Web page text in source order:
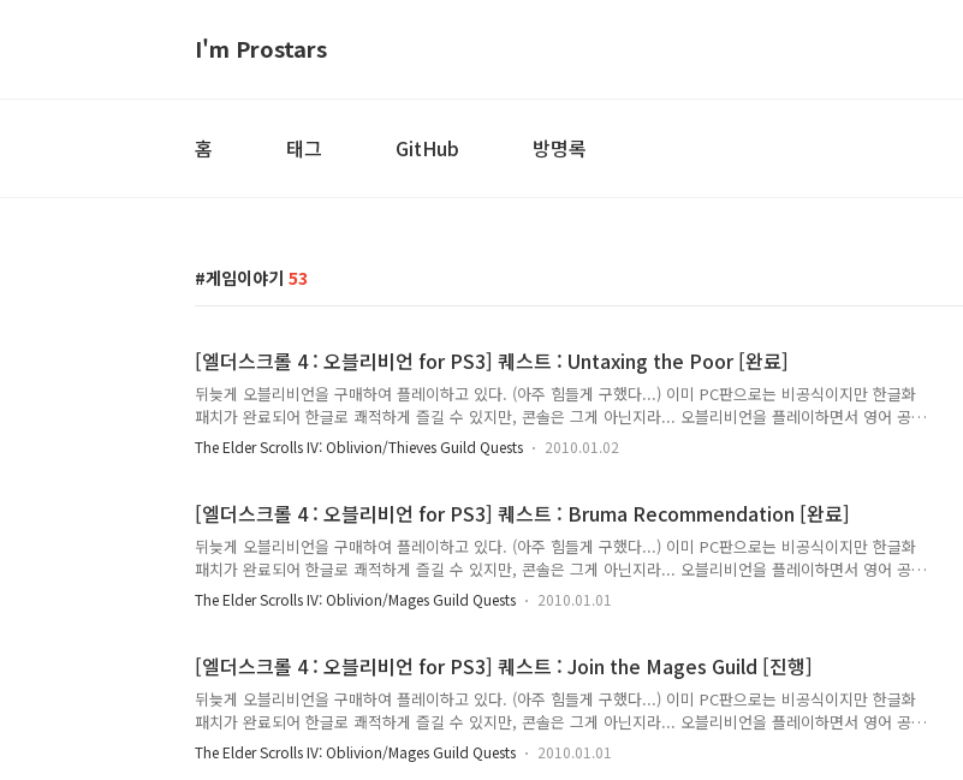
I'm Prostars
홈 태그 GitHub 방명록
게임이야기 53
[엘더스크롤 4 : 오블리비언 for PS3] 퀘스트 : Untaxing the Poor [완료]
뒤늦게 오블리비언을 구매하여 플레이하고 있다. (아주 힘들게 구했다...) 이미 PC판으로는 비공식이지만 한글화
패치가 완료되어 한글로 쾌적하게 즐길 수 있지만, 콘솔은 그게 아닌지라... 오블리비언을 플레이하면서 영어 공
부를 하고 있다. 어디 물어볼 곳도 마땅치 않고 하여 이곳에 적으니 틀리게 번역된 부분은 제가 배울 수 있도록
가르쳐주시면 감사하겠습니다. 실제 게임을 플레이하면서 저널이 업데이트된 순서대로 적는다. 주로 저널에 등록
------------------------------------- Untaxing the Poor [완료] Armand..
The Elder Scrolls IV: Oblivion/Thieves Guild Quests 2010.01.02
[엘더스크롤 4 : 오블리비언 for PS3] 퀘스트 : Bruma Recommendation [완료]
뒤늦게 오블리비언을 구매하여 플레이하고 있다. (아주 힘들게 구했다...) 이미 PC판으로는 비공식이지만 한글화
패치가 완료되어 한글로 쾌적하게 즐길 수 있지만, 콘솔은 그게 아닌지라... 오블리비언을 플레이하면서 영어 공
부를 하고 있다. 어디 물어볼 곳도 마땅치 않고 하여 이곳에 적으니 틀리게 번역된 부분은 제가 배울 수 있도록
가르쳐주시면 감사하겠습니다. 실제 게임을 플레이하면서 저널이 업데이트된 순서대로 적는다. 주로 저널에 등록
------------------------------------- Bruma Recommendation [완료] Jea..
The Elder Scrolls IV: Oblivion/Mages Guild Quests 2010.01.01
[엘더스크롤 4 : 오블리비언 for PS3] 퀘스트 : Join the Mages Guild [진행]
뒤늦게 오블리비언을 구매하여 플레이하고 있다. (아주 힘들게 구했다...) 이미 PC판으로는 비공식이지만 한글화
패치가 완료되어 한글로 쾌적하게 즐길 수 있지만, 콘솔은 그게 아닌지라... 오블리비언을 플레이하면서 영어 공
부를 하고 있다. 어디 물어볼 곳도 마땅치 않고 하여 이곳에 적으니 틀리게 번역된 부분은 제가 배울 수 있도록
가르쳐주시면 감사하겠습니다. 실제 게임을 플레이하면서 저널이 업데이트된 순서대로 적는다. 주로 저널에 등록
The Elder Scrolls IV: Oblivion/Mages Guild Quests 2010.01.01